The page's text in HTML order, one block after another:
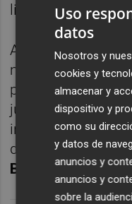
liberarlos antes
Así, a Mojica y a
miércoles en el
podrán participar
junto a sus
inicialmente, de
del domingo 21
Betis
Uso
datos
Nosotros y
cookies y
almacenar y
dispositivo y
como su
y datos de
anuncios y
anuncios y
sobre la